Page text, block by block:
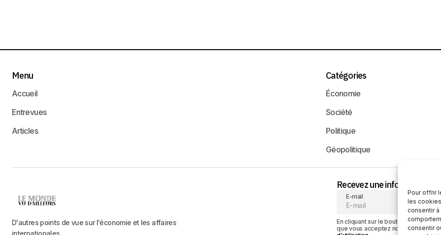
Pour offrir
les
consentir
consentir
D'autres points de vue sur l'économie et les affaires
internationales.
Menu
Accueil
Entrevues
Articles
Catégories
Économie
Société
Politique
Géopolitique
Recevez une information
E-mail
En cliquant sur le bouton «
que vous acceptez notrepolitique